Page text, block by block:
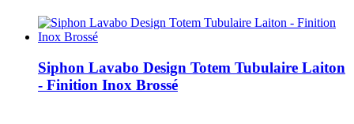
Siphon Lavabo Design Totem Tubulaire Laiton
- Finition Inox Brossé